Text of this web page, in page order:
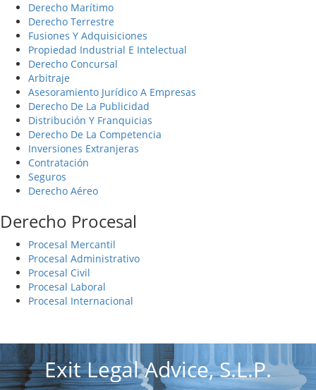
Derecho Marítimo
Derecho Terrestre
Fusiones Y Adquisiciones
Propiedad Industrial E Intelectual
Derecho Concursal
Arbitraje
Asesoramiento Jurídico A Empresas
Derecho De La Publicidad
Distribución Y Franquicias
Derecho De La Competencia
Inversiones Extranjeras
Contratación
Seguros
Derecho Aéreo
Derecho Procesal
Procesal Mercantil
Procesal Administrativo
Procesal Civil
Procesal Laboral
Procesal Internacional
Exit Legal Advice, S.L.P.